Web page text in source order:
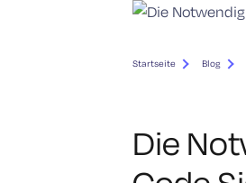
Startseite Blog
Die